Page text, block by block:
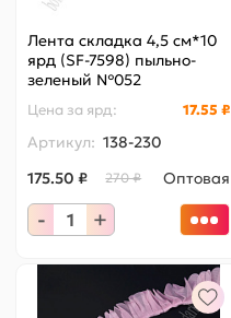
Лента складка 4,5 см*10
ярд (SF-7598) пыльно-
зеленый №052
Цена за ярд: 17.55 ₽
Артикул: 138-230
175.50 ₽
270 ₽ Оптовая
- +